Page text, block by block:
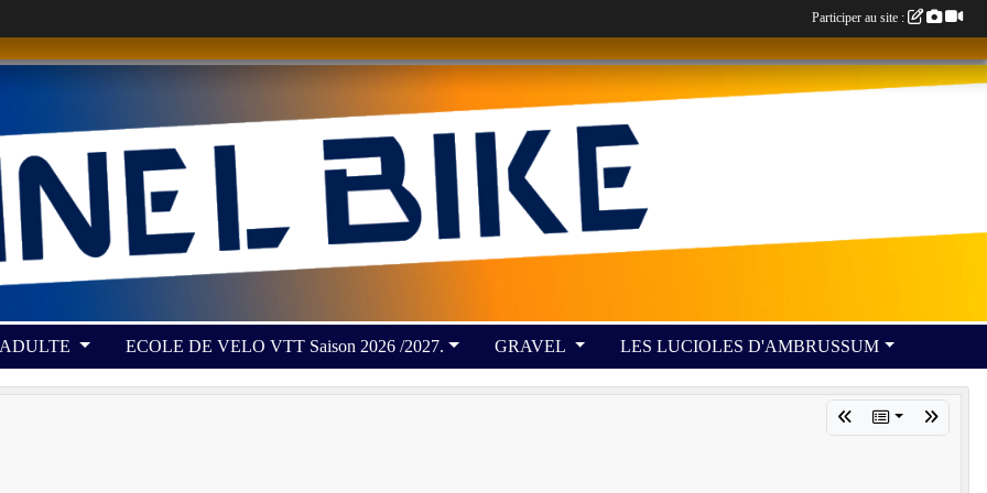
ECOLE DE VELO VTT Saison 2026 /2027. GRAVEL LES LUCIOLES D'AMBRUSSUM
Participer au site :